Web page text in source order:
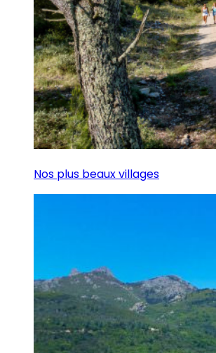
Nos plus beaux villages